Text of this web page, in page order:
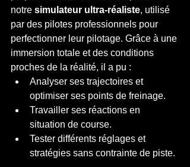
notre simulateur ultra-réaliste, utilisé
par des pilotes professionnels pour
perfectionner leur pilotage. Grâce à une
immersion totale et des conditions
proches de la réalité, il a pu :
Analyser ses trajectoires et
optimiser ses points de freinage.
Travailler ses réactions en
situation de course.
Tester différents réglages et
stratégies sans contrainte de piste.